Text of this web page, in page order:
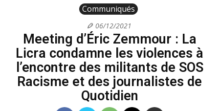
Antiraciste
depuis
Communiqués
06/12/2021
Meeting d’Éric Zemmour : La
Licra condamne les violences à
l’encontre des militants de SOS
Racisme et des journalistes de
Quotidien